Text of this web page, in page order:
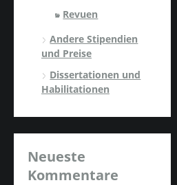
Revuen
Andere Stipendien
und Preise
Dissertationen und
Habilitationen
Neueste
Kommentare